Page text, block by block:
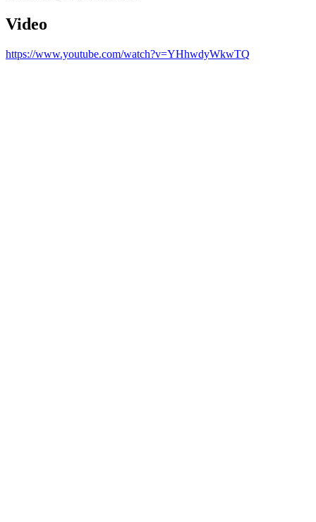
Video
https://www.youtube.com/watch?v=YHhwdyWkwTQ